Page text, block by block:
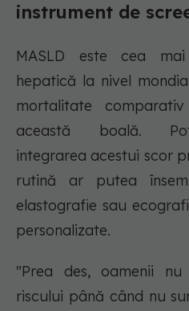
instrument de
MASLD este cea
hepatică la nivel
mortalitate
această boală.
integrarea acestui scor
rutină ar putea
elastografie sau
personalizate.
"Prea des, oamenii
riscului până când nu